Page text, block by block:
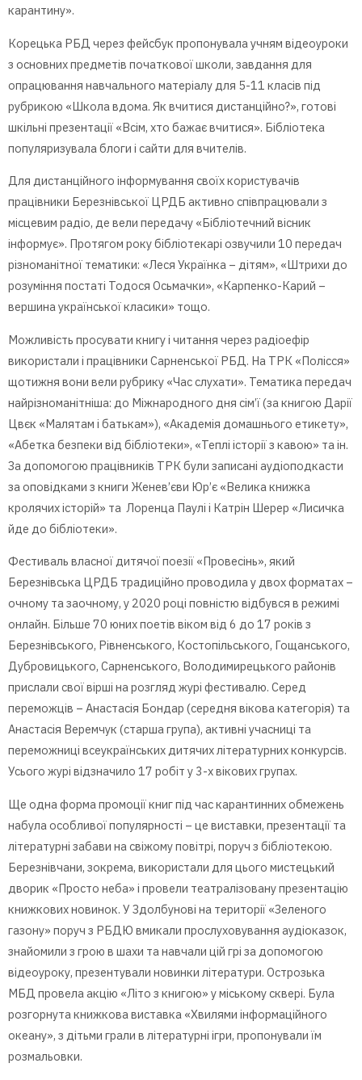
карантину».
Корецька РБД через фейсбук пропонувала учням відеоуроки
з основних предметів початкової школи, завдання для
опрацювання навчального матеріалу для 5-11 класів під
рубрикою «Школа вдома. Як вчитися дистанційно?», готові
шкільні презентації «Всім, хто бажає вчитися». Бібліотека
популяризувала блоги і сайти для вчителів.
Для дистанційного інформування своїх користувачів
працівники Березнівської ЦРДБ активно співпрацювали з
місцевим радіо, де вели передачу «Бібліотечний вісник
інформує». Протягом року бібліотекарі озвучили 10 передач
різноманітної тематики: «Леся Українка – дітям», «Штрихи до
розуміння постаті Тодося Осьмачки», «Карпенко-Карий –
вершина української класики» тощо.
Можливість просувати книгу і читання через радіоефір
використали і працівники Сарненської РБД. На ТРК «Полісся»
щотижня вони вели рубрику «Час слухати». Тематика передач
найрізноманітніша: до Міжнародного дня сім’ї (за книгою Дарії
Цвєк «Малятам і батькам»), «Академія домашнього етикету»,
«Абетка безпеки від бібліотеки», «Теплі історії з кавою» та ін.
За допомогою працівників ТРК були записані аудіоподкасти
за оповідками з книги Женев’єви Юр’є «Велика книжка
кролячих історій» та Лоренца Паулі і Катрін Шерер «Лисичка
йде до бібліотеки».
Фестиваль власної дитячої поезії «Провесінь», який
Березнівська ЦРДБ традиційно проводила у двох форматах –
очному та заочному, у 2020 році повністю відбувся в режимі
онлайн. Більше 70 юних поетів віком від 6 до 17 років з
Березнівського, Рівненського, Костопільського, Гощанського,
Дубровицького, Сарненського, Володимирецького районів
прислали свої вірші на розгляд журі фестивалю. Серед
переможців – Анастасія Бондар (середня вікова категорія) та
Анастасія Веремчук (старша група), активні учасниці та
переможниці всеукраїнських дитячих літературних конкурсів.
Усього журі відзначило 17 робіт у 3-х вікових групах.
Ще одна форма промоції книг під час карантинних обмежень
набула особливої популярності – це виставки, презентації та
літературні забави на свіжому повітрі, поруч з бібліотекою.
Березнівчани, зокрема, використали для цього мистецький
дворик «Просто неба» і провели театралізовану презентацію
книжкових новинок. У Здолбунові на території «Зеленого
газону» поруч з РБДЮ вмикали прослуховування аудіоказок,
знайомили з грою в шахи та навчали цій грі за допомогою
відеоуроку, презентували новинки літератури. Острозька
МБД провела акцію «Літо з книгою» у міському сквері. Була
розгорнута книжкова виставка «Хвилями інформаційного
океану», з дітьми грали в літературні ігри, пропонували їм
розмальовки.